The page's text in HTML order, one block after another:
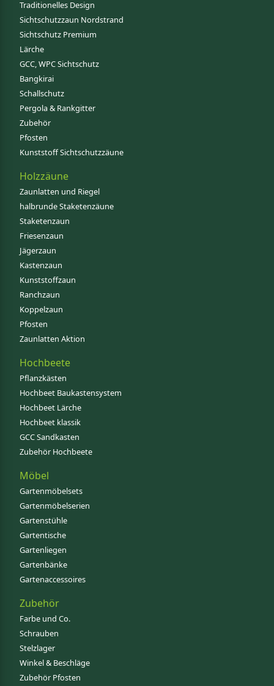
Traditionelles Design
Sichtschutzzaun Nordstrand
Sichtschutz Premium
Lärche
GCC, WPC Sichtschutz
Bangkirai
Schallschutz
Pergola & Rankgitter
Zubehör
Pfosten
Kunststoff Sichtschutzzäune
Holzzäune
Zaunlatten und Riegel
halbrunde Staketenzäune
Staketenzaun
Friesenzaun
Jägerzaun
Kastenzaun
Kunststoffzaun
Ranchzaun
Koppelzaun
Pfosten
Zaunlatten Aktion
Hochbeete
Pflanzkästen
Hochbeet Baukastensystem
Hochbeet Lärche
Hochbeet klassik
GCC Sandkasten
Zubehör Hochbeete
Möbel
Gartenmöbelsets
Gartenmöbelserien
Gartenstühle
Gartentische
Gartenliegen
Gartenbänke
Gartenaccessoires
Zubehör
Farbe und Co.
Schrauben
Stelzlager
Winkel & Beschläge
Zubehör Pfosten